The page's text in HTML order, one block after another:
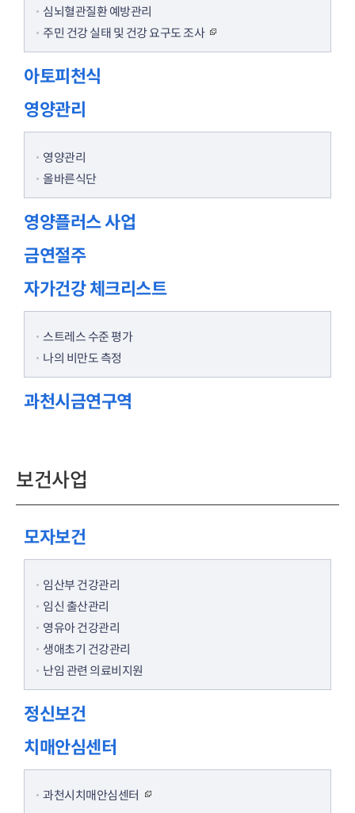
심뇌혈관질환 예방관리
주민 건강 실태 및 건강 요구도 조사
아토피천식
영양관리
영양관리
올바른식단
영양플러스 사업
금연절주
자가건강 체크리스트
스트레스 수준 평가
나의 비만도 측정
과천시금연구역
보건사업
모자보건
임산부 건강관리
임신 출산관리
영유아 건강관리
생애초기 건강관리
난임 관련 의료비지원
정신보건
치매안심센터
과천시치매안심센터